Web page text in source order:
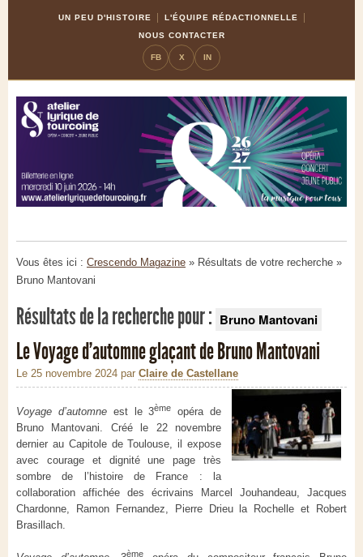
UN PEU D'HISTOIRE
L'ÉQUIPE RÉDACTIONNELLE
NOUS CONTACTER
FB X IN
Vous êtes ici : Crescendo Magazine » Résultats de votre recherche »
Bruno Mantovani
Résultats de la recherche pour : Bruno Mantovani
Le Voyage d’automne glaçant de Bruno Mantovani
Le 25 novembre 2024 par Claire de Castellane
Voyage d’automneest le 3ème
opéra de
Bruno Mantovani. Créé le 22 novembre
dernier au Capitole de Toulouse, il expose
avec courage et dignité une page très
sombre de l’histoire de France : la
collaboration affichée des écrivains Marcel Jouhandeau, Jacques
Chardonne, Ramon Fernandez, Pierre Drieu la Rochelle et Robert
Brasillach.
ème